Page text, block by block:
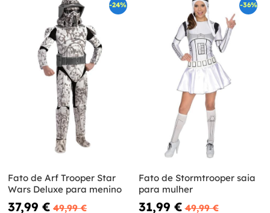
-24%
Fato de Arf Trooper Star
Wars Deluxe para menino
37,99 € 49,99 €
-36%
Fato de Stormtrooper saia
para mulher
31,99 € 49,99 €